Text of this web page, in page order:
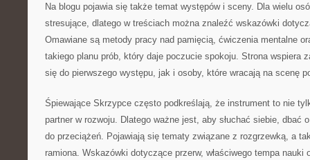
Na blogu pojawia się także temat występów i sceny. Dla wielu
stresujące, dlatego w treściach można znaleźć wskazówki
Omawiane są metody pracy nad pamięcią, ćwiczenia mentalne
takiego planu prób, który daje poczucie spokoju. Strona wspiera
się do pierwszego występu, jak i osoby, które wracają na scenę
Śpiewające Skrzypce często podkreślają, że instrument to nie
partner w rozwoju. Dlatego ważne jest, aby słuchać siebie, dbać
do przeciążeń. Pojawiają się tematy związane z rozgrzewką, a
ramiona. Wskazówki dotyczące przerw, właściwego tempa nauki